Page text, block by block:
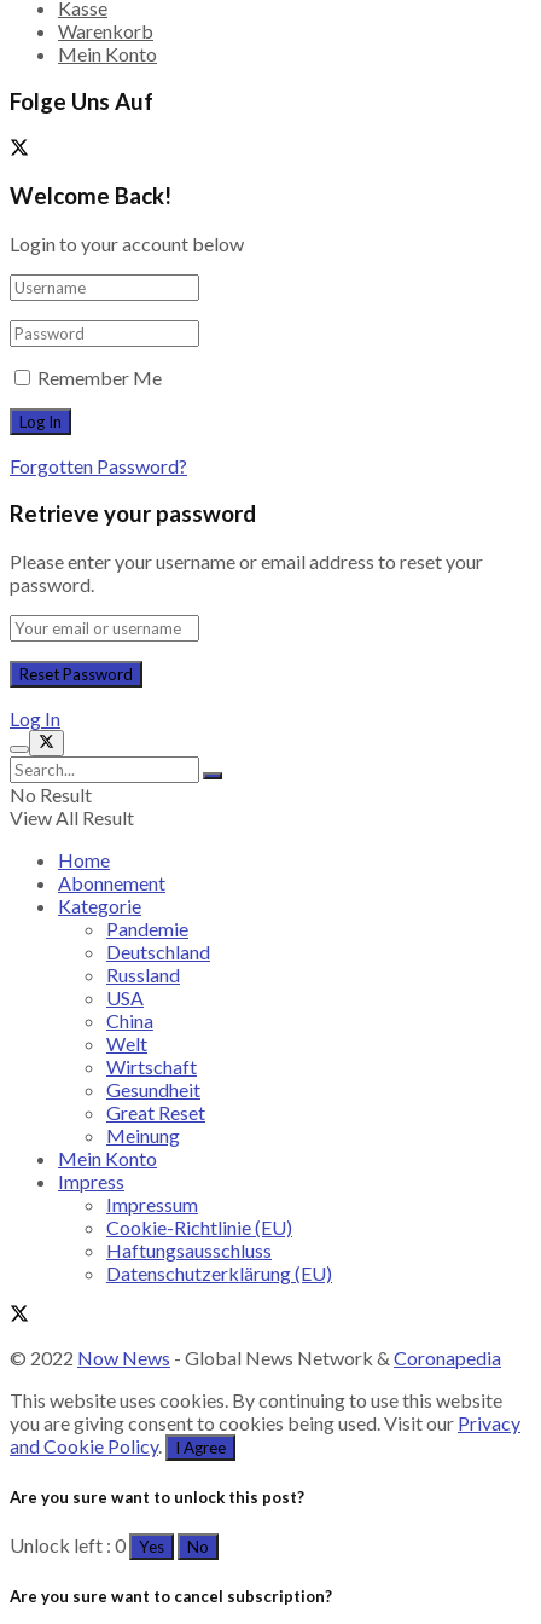
Kasse
Warenkorb
Mein Konto
Folge Uns Auf
Welcome Back!
Login to your account below
Remember Me
Forgotten Password?
Retrieve your password
Please enter your username or email address to reset your
password.
Log In
No Result
View All Result
Home
Abonnement
Kategorie
Pandemie
Deutschland
Russland
USA
China
Welt
Wirtschaft
Gesundheit
Great Reset
Meinung
Mein Konto
Impress
Impressum
Cookie-Richtlinie (EU)
Haftungsausschluss
Datenschutzerklärung (EU)
© 2022 Now News - Global News Network & Coronapedia
This website uses cookies. By continuing to use this website
you are giving consent to cookies being used. Visit our Privacy
and Cookie Policy. I Agree
Are you sure want to unlock this post?
Unlock left : 0 Yes No
Are you sure want to cancel subscription?